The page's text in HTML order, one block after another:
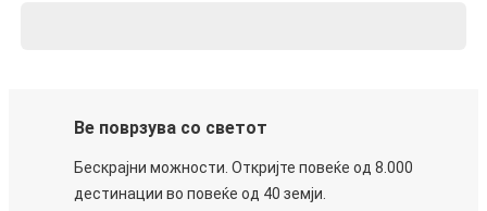
Ве поврзува со светот
Бескрајни можности. Откријте повеќе од 8.000
дестинации во повеќе од 40 земји.